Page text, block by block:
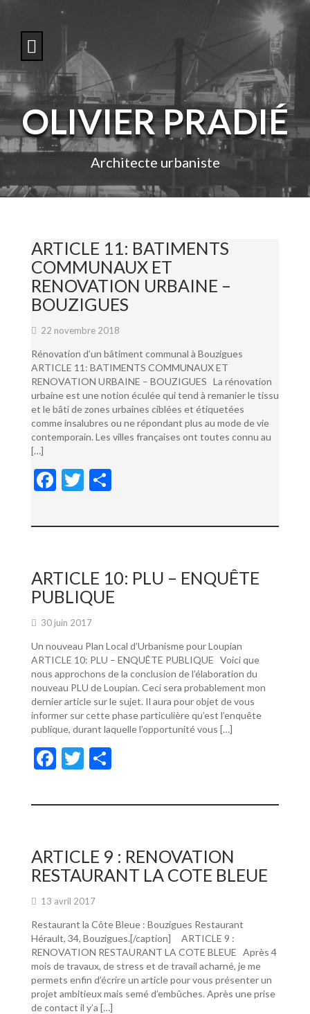
o
c
n
e
OLIVIER PRADIÉ
Architecte urbaniste
ARTICLE 11: BATIMENTS
COMMUNAUX ET
RENOVATION URBAINE –
BOUZIGUES
22 novembre 2018
Rénovation d’un bâtiment communal à Bouzigues
ARTICLE 11: BATIMENTS COMMUNAUX ET
RENOVATION URBAINE – BOUZIGUES La rénovation
urbaine est une notion éculée qui tend à remanier le tissu
et le bâti de zones urbaines ciblées et étiquetées
comme insalubres ou ne répondant plus au mode de vie
contemporain. Les villes françaises ont toutes connu au
[…]
F
e
o
o
k
T
itt ta
er
ARTICLE 10: PLU – ENQUÊTE
PUBLIQUE
30 juin 2017
Un nouveau Plan Local d’Urbanisme pour Loupian
ARTICLE 10: PLU – ENQUÊTE PUBLIQUE Voici que
nous approchons de la conclusion de l’élaboration du
nouveau PLU de Loupian. Ceci sera probablement mon
dernier article sur le sujet. Il aura pour objet de vous
informer sur cette phase particulière qu’est l’enquête
publique, durant laquelle l’opportunité vous […]
F
e
o
o
k
T
itt ta
er
ARTICLE 9 : RENOVATION
RESTAURANT LA COTE BLEUE
13 avril 2017
Restaurant la Côte Bleue : Bouzigues Restaurant
Hérault, 34, Bouzigues.[/caption] ARTICLE 9 :
RENOVATION RESTAURANT LA COTE BLEUE Après 4
mois de travaux, de stress et de travail acharné, je me
permets enfin d’écrire un article pour vous présenter un
projet ambitieux mais semé d’embûches. Après une prise
de contact il y’a […]